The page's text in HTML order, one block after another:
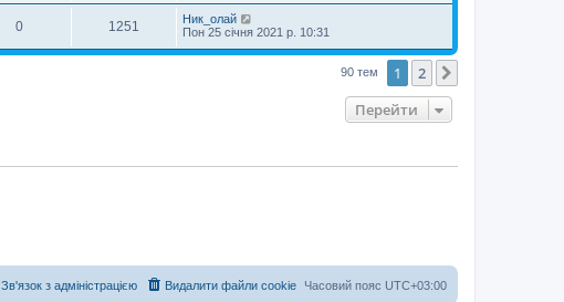
0 1251
Ник_олай
Пон 25 січня 2021 р. 10:31
90 тем 1 2
Перейти
Часовий пояс UTC+03:00
Видалити файли cookie
Зв'язок з адміністрацією